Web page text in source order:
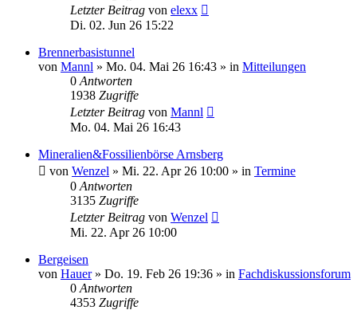
Letzter Beitrag von elexx
Di. 02. Jun 26 15:22
Brennerbasistunnel
von Mannl » Mo. 04. Mai 26 16:43 » in Mitteilungen
0 Antworten
1938 Zugriffe
Letzter Beitrag von Mannl
Mo. 04. Mai 26 16:43
Mineralien&Fossilienbörse Arnsberg
von Wenzel » Mi. 22. Apr 26 10:00 » in Termine
0 Antworten
3135 Zugriffe
Letzter Beitrag von Wenzel
Mi. 22. Apr 26 10:00
Bergeisen
von Hauer» Do. 19. Feb 26 19:36 » in Fachdiskussionsforum
0 Antworten
4353 Zugriffe